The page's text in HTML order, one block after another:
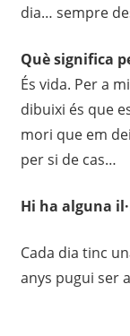
dia… sempre
Què significa
És vida. Per a
dibuixi és que
mori que em
per si de cas…
Hi ha alguna
Cada dia tinc
anys pugui ser